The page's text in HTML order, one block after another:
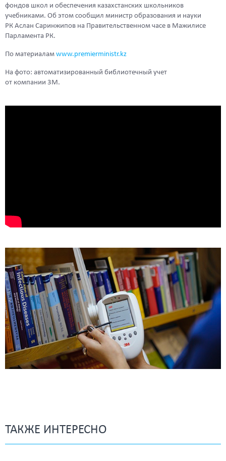
фондов школ и обеспечения казахстанских школьников
учебниками. Об этом сообщил министр образования и науки
РК Аслан Саринжипов на Правительственном часе в Мажилисе
Парламента РК.
По материалам www.premierministr.kz
На фото: автоматизированный библиотечный учет
от компании 3M.
ТАКЖЕ ИНТЕРЕСНО